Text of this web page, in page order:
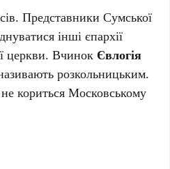
Представники Сумської
інші єпархії
церкви. Вчинок Євлогія
розкольницьким.
кориться Московському